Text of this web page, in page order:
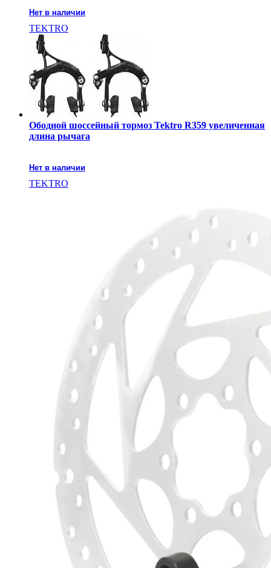
Нет в наличии
TEKTRO
Ободной шоссейный тормоз Tektro R359 увеличенная
длина рычага
Нет в наличии
TEKTRO